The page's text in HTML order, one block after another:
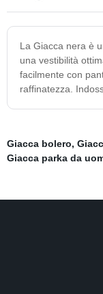
La Giacca nera è
una vestibilità
facilmente con
raffinatezza.
Giacca bolero,
Giacca parka da